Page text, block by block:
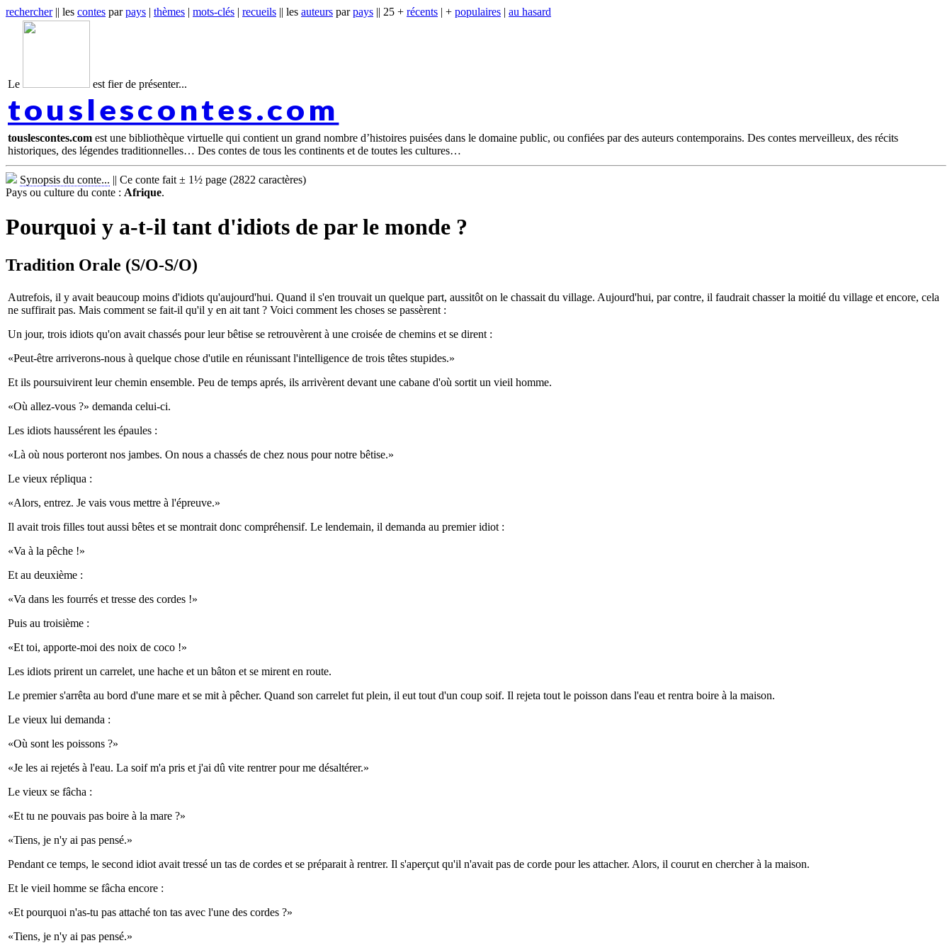
rechercher|| les contes parpays | thèmes | mots-clés | recueils || les auteurs parpays || 25 + récents | + populaires | au hasard
Le est fier de présenter...
touslescontes.com
touslescontes.com est une bibliothèque virtuelle qui contient un grand nombre d’histoires puisées dans le domaine public, ou confiées par des auteurs contemporains. Des contes merveilleux, des récits
historiques, des légendes traditionnelles… Des contes de tous les continents et de toutes les cultures
Synopsis du conte... || Ce conte fait ± 1½ page (2822 caractères)
Pays ou culture du conte : Afrique.
Pourquoi y a-t-il tant d'idiots de par le monde ?
Tradition Orale (S/O-S/O)
Autrefois, il y avait beaucoup moins d'idiots qu'aujourd'hui. Quand il s'en trouvait un quelque part, aussitôt on le chassait du village. Aujourd'hui, par contre, il faudrait chasser la moitié du village et encore, cela
ne suffirait pas. Mais comment se fait-il qu'il y en ait tant ? Voici comment les choses se passèrent :
Un jour, trois idiots qu'on avait chassés pour leur bêtise se retrouvèrent à une croisée de chemins et se dirent :
«Peut-être arriverons-nous à quelque chose d'utile en réunissant l'intelligence de trois têtes stupides.»
Et ils poursuivirent leur chemin ensemble. Peu de temps aprés, ils arrivèrent devant une cabane d'où sortit un vieil homme.
«Où allez-vous ?» demanda celui-ci.
Les idiots haussérent les épaules :
«Là où nous porteront nos jambes. On nous a chassés de chez nous pour notre bêtise.»
Le vieux répliqua :
«Alors, entrez. Je vais vous mettre à l'épreuve.»
Il avait trois filles tout aussi bêtes et se montrait donc compréhensif. Le lendemain, il demanda au premier idiot :
«Va à la pêche !»
Et au deuxième :
«Va dans les fourrés et tresse des cordes !»
Puis au troisième :
«Et toi, apporte-moi des noix de coco !»
Les idiots prirent un carrelet, une hache et un bâton et se mirent en route.
Le premier s'arrêta au bord d'une mare et se mit à pêcher. Quand son carrelet fut plein, il eut tout d'un coup soif. Il rejeta tout le poisson dans l'eau et rentra boire à la maison.
Le vieux lui demanda :
«Où sont les poissons ?»
«Je les ai rejetés à l'eau. La soif m'a pris et j'ai dû vite rentrer pour me désaltérer.»
Le vieux se fâcha :
«Et tu ne pouvais pas boire à la mare ?»
«Tiens, je n'y ai pas pensé.»
Pendant ce temps, le second idiot avait tressé un tas de cordes et se préparait à rentrer. Il s'aperçut qu'il n'avait pas de corde pour les attacher. Alors, il courut en chercher à la maison.
Et le vieil homme se fâcha encore :
«Et pourquoi n'as-tu pas attaché ton tas avec l'une des cordes ?»
«Tiens, je n'y ai pas pensé.»